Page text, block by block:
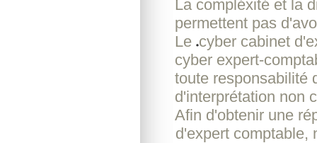
La compléxité et la
permettent pas
Le cyber cabinet
cyber expert-
toute responsabilité
d'interprétation non
Afin d'obtenir une
d'expert comptable,